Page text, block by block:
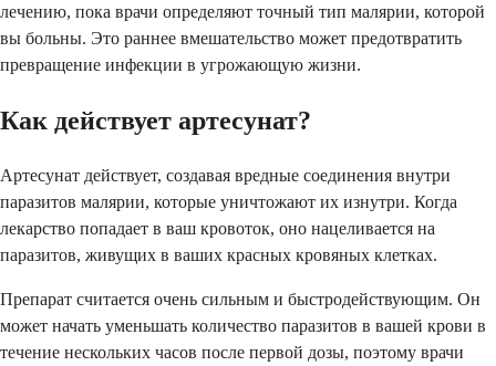
лечению, пока врачи определяют точный тип малярии, которой
вы больны. Это раннее вмешательство может предотвратить
превращение инфекции в угрожающую жизни.
Как действует артесунат?
Артесунат действует, создавая вредные соединения внутри
паразитов малярии, которые уничтожают их изнутри. Когда
лекарство попадает в ваш кровоток, оно нацеливается на
паразитов, живущих в ваших красных кровяных клетках.
Препарат считается очень сильным и быстродействующим. Он
может начать уменьшать количество паразитов в вашей крови в
течение нескольких часов после первой дозы, поэтому врачи